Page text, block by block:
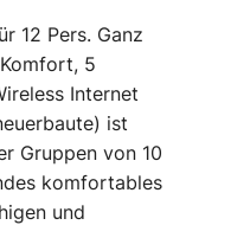
12 Pers. Ganz
5
Internet
ist
Gruppen von 10
komfortables
und